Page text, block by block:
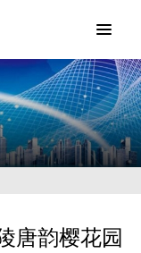
唐韵樱花园